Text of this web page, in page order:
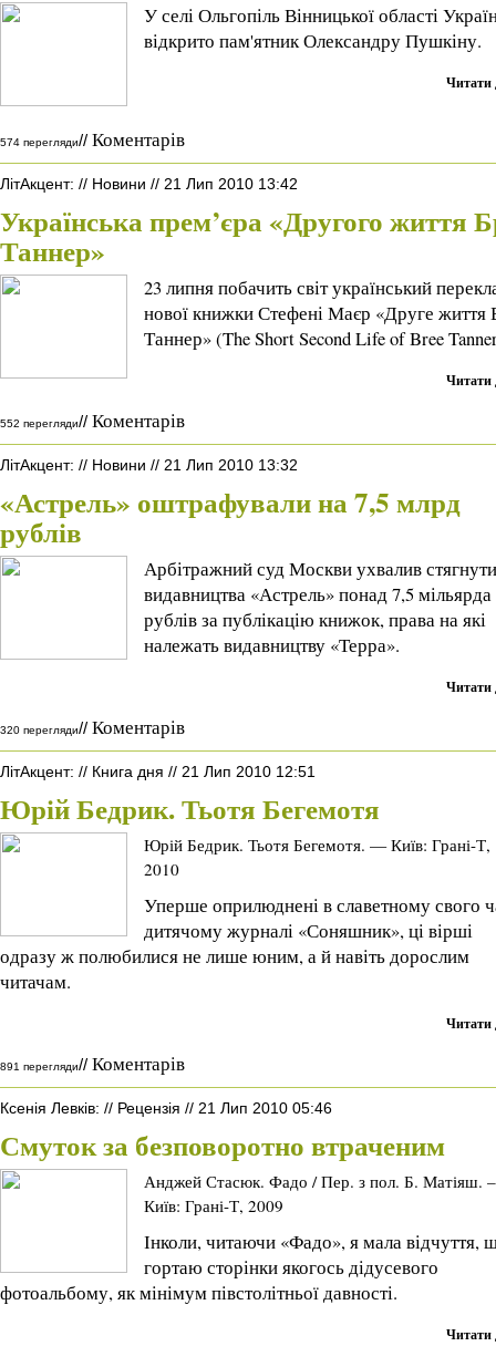
У селі Ольгопіль Вінницької області
відкрито пам'ятник Олександру Пушкіну.
Читати
574 перегляди// Коментарів
ЛітАкцент: // Новини // 21 Лип 2010 13:42
Українська прем’єра «Другого життя
Таннер»
23 липня побачить світ український
нової книжки Стефені Маєр «Друге життя
Таннер» (The Short Second Life of Bree
Читати
552 перегляди// Коментарів
ЛітАкцент: // Новини // 21 Лип 2010 13:32
«Астрель» оштрафували на 7,5 млрд
рублів
Арбітражний суд Москви ухвалив
видавництва «Астрель» понад 7,5 мільярда
рублів за публікацію книжок, права на які
належать видавництву «Терра».
Читати
320 перегляди// Коментарів
ЛітАкцент: // Книга дня // 21 Лип 2010 12:51
Юрій Бедрик. Тьотя Бегемотя
Юрій Бедрик. Тьотя Бегемотя. — Київ: Грані-Т,
2010
Уперше оприлюднені в славетному свого
дитячому журналі «Соняшник», ці вірші
одразу ж полюбилися не лише юним, а й навіть дорослим
читачам.
Читати
891 перегляди// Коментарів
Ксенія Левків: // Рецензія // 21 Лип 2010 05:46
Смуток за безповоротно втраченим
Анджей Стасюк. Фадо / Пер. з пол. Б. Матіяш. –
Київ: Грані-Т, 2009
Інколи, читаючи «Фадо», я мала відчуття,
гортаю сторінки якогось дідусевого
фотоальбому, як мінімум півстолітньої давності.
Читати